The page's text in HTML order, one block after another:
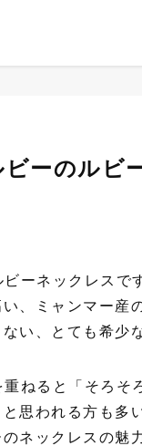
ーのルビ
ーネックレスで
、ミャンマー産
い、とても希少
ねると「そろそ
思われる方も多
ネックレスの魅